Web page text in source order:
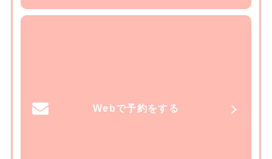
Webで予約をする